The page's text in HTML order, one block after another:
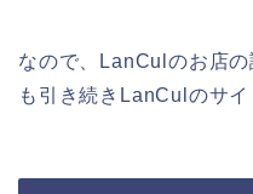
なので、LanCulのお店
も引き続きLanCulのサ